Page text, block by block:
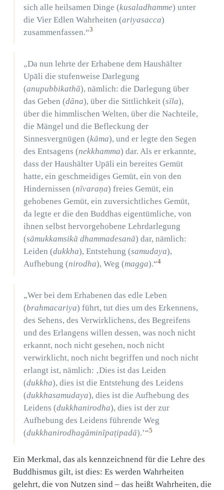
sich alle heilsamen Dinge (kusaladhamme) unter
die Vier Edlen Wahrheiten (ariyasacca)
zusammenfassen.“3
„Da nun lehrte der Erhabene dem Haushälter
Upāli die stufenweise Darlegung
(anupubbikathā), nämlich: die Darlegung über
das Geben (dāna), über die Sittlichkeit (sīla),
über die himmlischen Welten, über die Nachteile,
die Mängel und die Befleckung der
Sinnesvergnügen (kāma), und er legte den Segen
des Entsagens (nekkhamma) dar. Als er erkannte,
dass der Haushälter Upāli ein bereites Gemüt
hatte, ein geschmeidiges Gemüt, ein von den
Hindernissen (nīvaraṇa) freies Gemüt, ein
gehobenes Gemüt, ein zuversichtliches Gemüt,
da legte er die den Buddhas eigentümliche, von
ihnen selbst hervorgehobene Lehrdarlegung
(sāmukkamsikā dhammadesanā) dar, nämlich:
Leiden (dukkha), Entstehung (samudaya),
Aufhebung (nirodha), Weg (magga).“4
„Wer bei dem Erhabenen das edle Leben
(brahmacariya) führt, tut dies um des Erkennens,
des Sehens, des Verwirklichens, des Begreifens
und des Erlangens willen dessen, was noch nicht
erkannt, noch nicht gesehen, noch nicht
verwirklicht, noch nicht begriffen und noch nicht
erlangt ist, nämlich: ‚Dies ist das Leiden
(dukkha), dies ist die Entstehung des Leidens
(dukkhasamudaya), dies ist die Aufhebung des
Leidens (dukkhanirodha), dies ist der zur
Aufhebung des Leidens führende Weg
(dukkhanirodhagāminīpaṭipadā).’“5
Ein Merkmal, das als kennzeichnend für die Lehre des
Buddhismus gilt, ist dies: Es werden Wahrheiten
gelehrt, die von Nutzen sind – das heißt Wahrheiten, die